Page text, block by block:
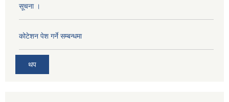
सूचना ।
कोटेशन पेश गर्ने सम्बन्धमा
थप